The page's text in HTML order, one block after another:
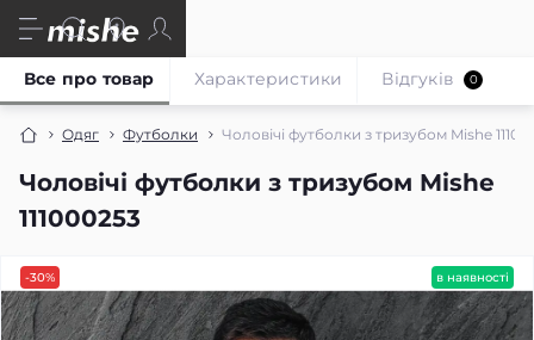
Одяг Футболки Чоловічі футболки з тризубом Mishe
Чоловічі футболки з тризубом Mishe
111000253
Все про товар Характеристики Відгуків 0
-30% в наявності